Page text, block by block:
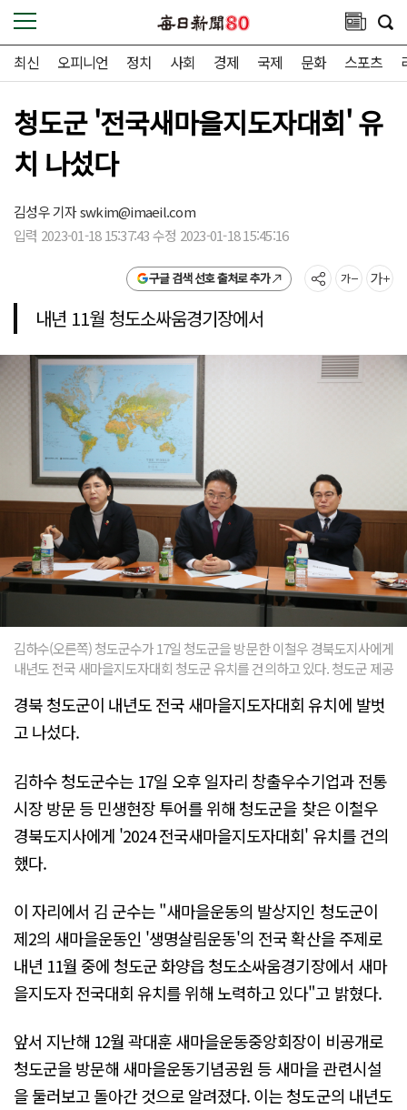
최신 오피니언 정치 사회 경제 국제 문화 스포츠
청도군 '전국새마을지도자대회' 유
치 나섰다
김성우 기자swkim@imaeil.com
입력 2023-01-18 15:37:43 수정 2023-01-18 15:45:16
구글 검색 선호 출처로 추가
내년 11월 청도소싸움경기장에서
김하수(오른쪽) 청도군수가 17일 청도군을 방문한 이철우 경북도지사에게
내년도 전국 새마을지도자대회 청도군 유치를 건의하고 있다. 청도군 제공
경북 청도군이 내년도 전국 새마을지도자대회 유치에 발벗
고 나섰다.
김하수 청도군수는 17일 오후 일자리 창출우수기업과 전통
시장 방문 등 민생현장 투어를 위해 청도군을 찾은 이철우
경북도지사에게 '2024 전국새마을지도자대회' 유치를 건의
했다.
이 자리에서 김 군수는 "새마을운동의 발상지인 청도군이
제2의 새마을운동인 '생명살림운동'의 전국 확산을 주제로
내년 11월 중에 청도군 화양읍 청도소싸움경기장에서 새마
을지도자 전국대회 유치를 위해 노력하고 있다"고 밝혔다.
앞서 지난해 12월 곽대훈 새마을운동중앙회장이 비공개로
청도군을 방문해 새마을운동기념공원 등 새마을 관련시설
을 둘러보고 돌아간 것으로 알려졌다. 이는 청도군의 내년도